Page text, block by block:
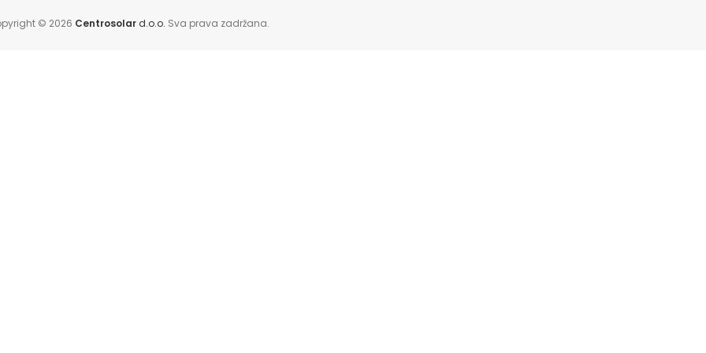
© 2026 Centrosolar d.o.o. Sva prava zadržana.